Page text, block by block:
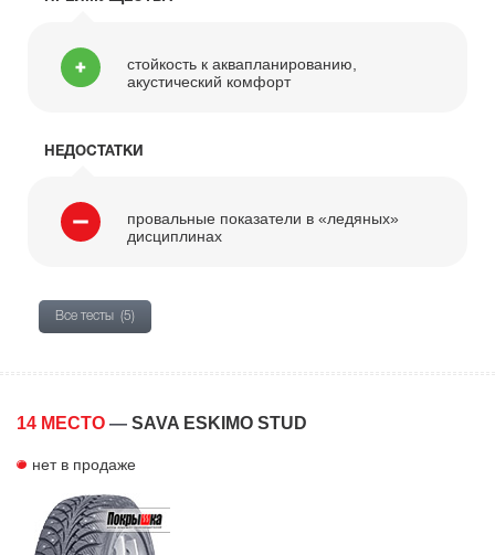
стойкость к аквапланированию,
акустический комфорт
НЕДОСТАТКИ
провальные показатели в «ледяных»
дисциплинах
Все тесты (5)
14 МЕСТО — SAVA ESKIMO STUD
нет в продаже